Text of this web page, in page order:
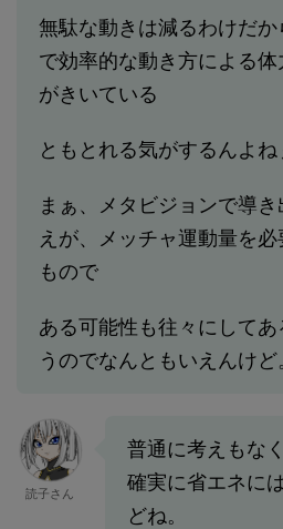
無駄な動きは減るわけだか
で効率的な動き方による体
がきいている
ともとれる気がするんよね
まぁ、メタビジョンで導き
えが、メッチャ運動量を必
もので
ある可能性も往々にしてあ
うのでなんともいえんけど
読子さん
普通に考えもな
確実に省エネに
どね。